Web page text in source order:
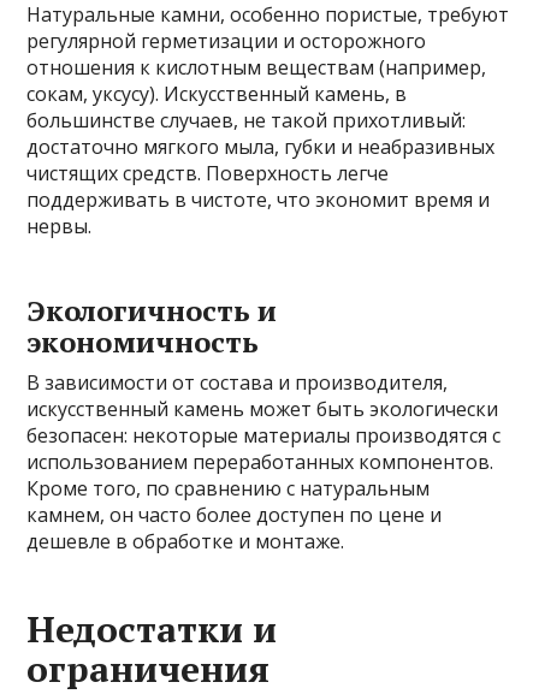
Натуральные камни, особенно пористые, требуют
регулярной герметизации и осторожного
отношения к кислотным веществам (например,
сокам, уксусу). Искусственный камень, в
большинстве случаев, не такой прихотливый:
достаточно мягкого мыла, губки и неабразивных
чистящих средств. Поверхность легче
поддерживать в чистоте, что экономит время и
нервы.
Экологичность и
экономичность
В зависимости от состава и производителя,
искусственный камень может быть экологически
безопасен: некоторые материалы производятся с
использованием переработанных компонентов.
Кроме того, по сравнению с натуральным
камнем, он часто более доступен по цене и
дешевле в обработке и монтаже.
Недостатки и
ограничения